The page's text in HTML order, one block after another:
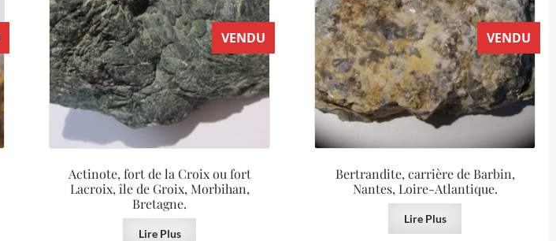
VENDU
Actinote, fort de la Croix ou fort
Lacroix, île de Groix, Morbihan,
Bretagne.
Lire Plus
VENDU
Bertrandite, carrière de Barbin,
Nantes, Loire-Atlantique.
Lire Plus